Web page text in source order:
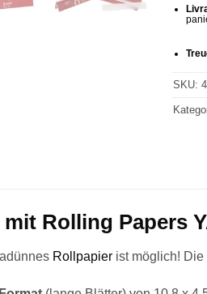
SKU:
Rolling Papers
Rollpapier ist möglich!